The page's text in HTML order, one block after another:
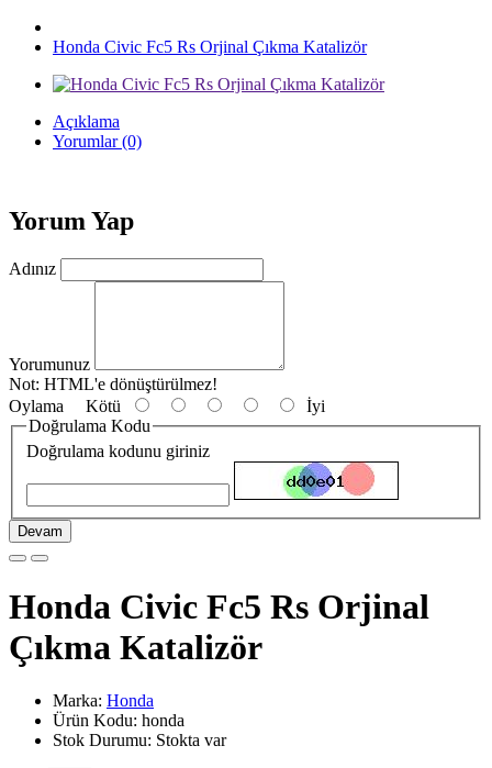
Honda Civic Fc5 Rs Orjinal Çıkma Katalizör
Açıklama
Yorumlar (0)
Yorum Yap
Adınız
Yorumunuz
Not: HTML'e dönüştürülmez!
Oylama Kötü
İyi
Doğrulama Kodu
Doğrulama kodunu giriniz
Devam
Honda Civic Fc5 Rs Orjinal
Çıkma Katalizör
Marka: Honda
Ürün Kodu: honda
Stok Durumu: Stokta var